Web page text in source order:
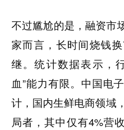
不过尴尬的是，融资市
家而言，长时间烧钱
继。统计数据表示，
血”能力有限。中国电
计，国内生鲜电商领域
局者，其中仅有4%营